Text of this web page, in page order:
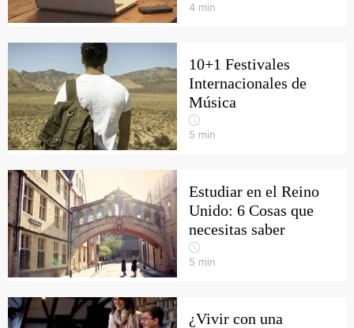
4 min
10+1 Festivales
Internacionales de
Música
5 min
Estudiar en el Reino
Unido: 6 Cosas que
necesitas saber
5 min
¿Vivir con una